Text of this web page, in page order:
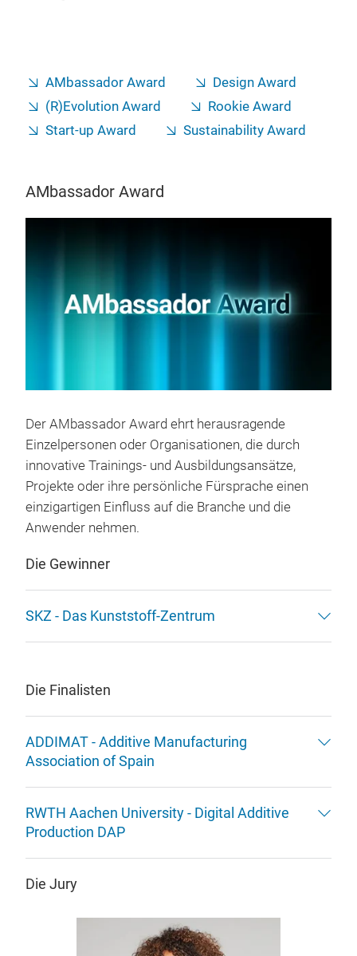
AMbassador Award
Design Award
(R)Evolution Award
Rookie Award
Start-up Award
Sustainability Award
AMbassador Award
Der AMbassador Award ehrt herausragende
Einzelpersonen oder Organisationen, die durch
innovative Trainings- und Ausbildungsansätze,
Projekte oder ihre persönliche Fürsprache einen
einzigartigen Einfluss auf die Branche und die
Anwender nehmen.
Die Gewinner
SKZ - Das Kunststoff-Zentrum
Die Finalisten
ADDIMAT - Additive Manufacturing
Association of Spain
RWTH Aachen University - Digital Additive
Production DAP
Die Jury